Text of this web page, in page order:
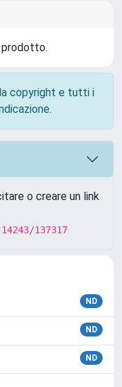
prodotto.
copyright e tutti i
o creare un link
137317
ND
ND
ND